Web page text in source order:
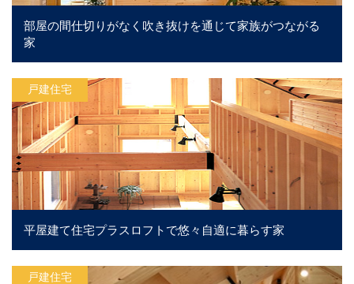
部屋の間仕切りがなく吹き抜けを通じて家族がつながる
家
戸建住宅
平屋建て住宅プラスロフトで悠々自適に暮らす家
戸建住宅